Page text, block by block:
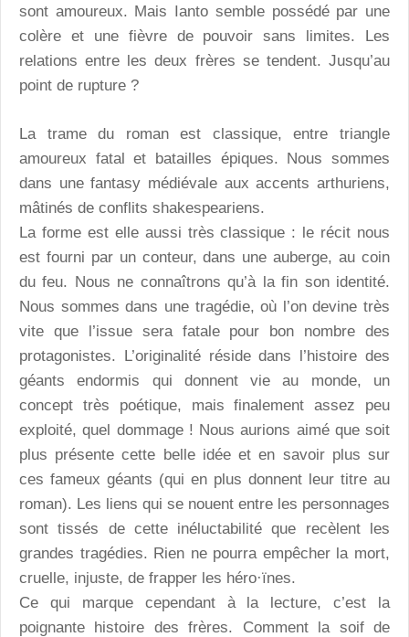
sont amoureux. Mais Ianto semble possédé par une
colère et une fièvre de pouvoir sans limites. Les
relations entre les deux frères se tendent. Jusqu’au
point de rupture ?
La trame du roman est classique, entre triangle
amoureux fatal et batailles épiques. Nous sommes
dans une fantasy médiévale aux accents arthuriens,
mâtinés de conflits shakespeariens.
La forme est elle aussi très classique : le récit nous
est fourni par un conteur, dans une auberge, au coin
du feu. Nous ne connaîtrons qu’à la fin son identité.
Nous sommes dans une tragédie, où l’on devine très
vite que l’issue sera fatale pour bon nombre des
protagonistes. L’originalité réside dans l’histoire des
géants endormis qui donnent vie au monde, un
concept très poétique, mais finalement assez peu
exploité, quel dommage ! Nous aurions aimé que soit
plus présente cette belle idée et en savoir plus sur
ces fameux géants (qui en plus donnent leur titre au
roman). Les liens qui se nouent entre les personnages
sont tissés de cette inéluctabilité que recèlent les
grandes tragédies. Rien ne pourra empêcher la mort,
cruelle, injuste, de frapper les héro·ïnes.
Ce qui marque cependant à la lecture, c’est la
poignante histoire des frères. Comment la soif de